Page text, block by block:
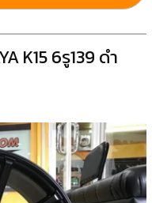
K15 6รู139 ดำ